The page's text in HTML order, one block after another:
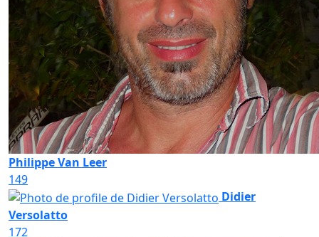
Philippe Van Leer
149
Didier
Versolatto
172